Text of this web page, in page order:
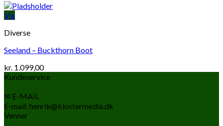
Vis
Diverse
Seeland – Buckthorn Boot
kr. 1.099,00
Kundeservice
✉ E-MAIL
E-mail: henrik@klostermedia.dk
Venner